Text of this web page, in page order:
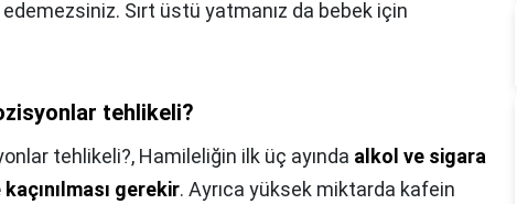
Sırt üstü yatmanız da bebek için
tehlikeli?
tehlikeli?, Hamileliğin ilk üç ayında alkol ve sigara
gerekir. Ayrıca yüksek miktarda kafein